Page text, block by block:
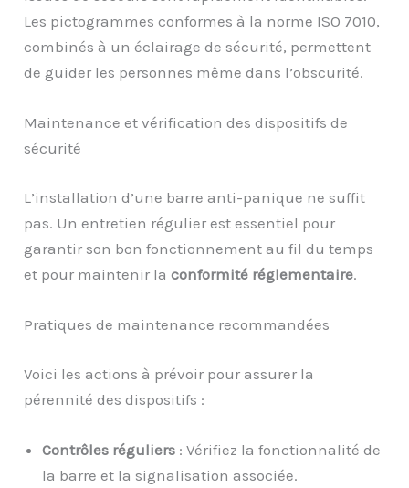
Les pictogrammes conformes à la norme ISO 7010,
combinés à un éclairage de sécurité, permettent
de guider les personnes même dans l’obscurité.
Maintenance et vérification des dispositifs de
sécurité
L’installation d’une barre anti-panique ne suffit
pas. Un entretien régulier est essentiel pour
garantir son bon fonctionnement au fil du temps
et pour maintenir laconformité réglementaire.
Pratiques de maintenance recommandées
Voici les actions à prévoir pour assurer la
pérennité des dispositifs :
Contrôles réguliers : Vérifiez la fonctionnalité de
la barre et la signalisation associée.